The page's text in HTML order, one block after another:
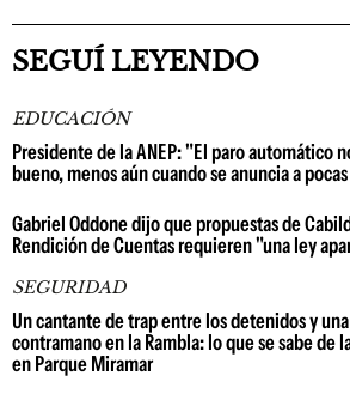
SEGUÍ LEYENDO
EDUCACIÓN
Presidente de la ANEP: "El paro automático
bueno, menos aún cuando se anuncia a
Gabriel Oddone dijo que propuestas de
Rendición de Cuentas requieren "una ley
SEGURIDAD
Un cantante de trap entre los detenidos y
contramano en la Rambla: lo que se sabe de
en Parque Miramar